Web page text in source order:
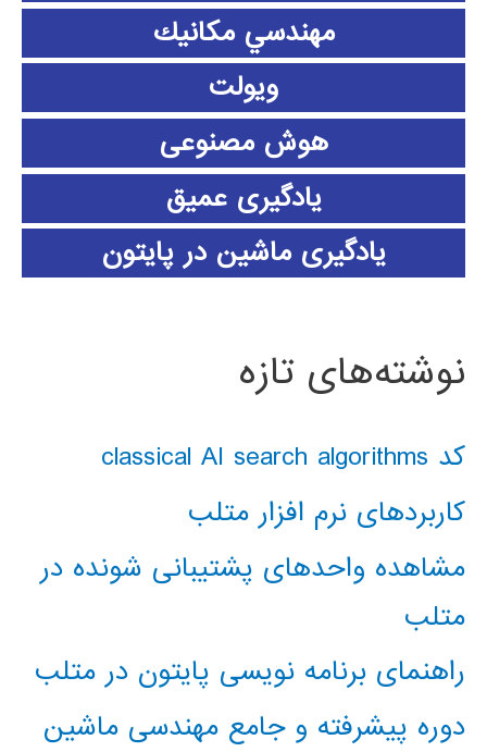
مهندسي مكانيك
ویولت
هوش مصنوعی
یادگیری عمیق
یادگیری ماشین در پایتون
نوشته‌های تازه
کد classical AI search algorithms
کاربردهای نرم افزار متلب
مشاهده واحدهای پشتیبانی شونده در
متلب
راهنمای برنامه نویسی پایتون در متلب
دوره پیشرفته و جامع مهندسی ماشین